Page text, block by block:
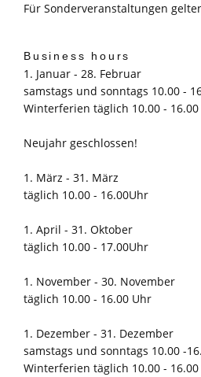
Für Sonderveranstaltungen
Business hours
1. Januar - 28. Februar
samstags und sonntags 10.00 -
Winterferien täglich 10.00 -
Neujahr geschlossen!
1. März - 31. März
täglich 10.00 - 16.00Uhr
1. April - 31. Oktober
täglich 10.00 - 17.00Uhr
1. November - 30. November
täglich 10.00 - 16.00 Uhr
1. Dezember - 31. Dezember
samstags und sonntags 10.00 -
Winterferien täglich 10.00 -